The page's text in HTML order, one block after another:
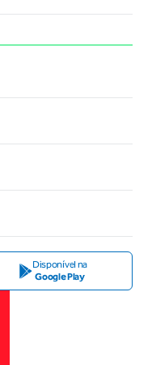
Disponível na
Google Play